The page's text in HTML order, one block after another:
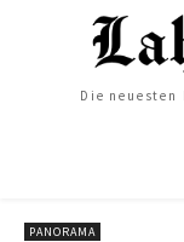
Die
PANORAMA